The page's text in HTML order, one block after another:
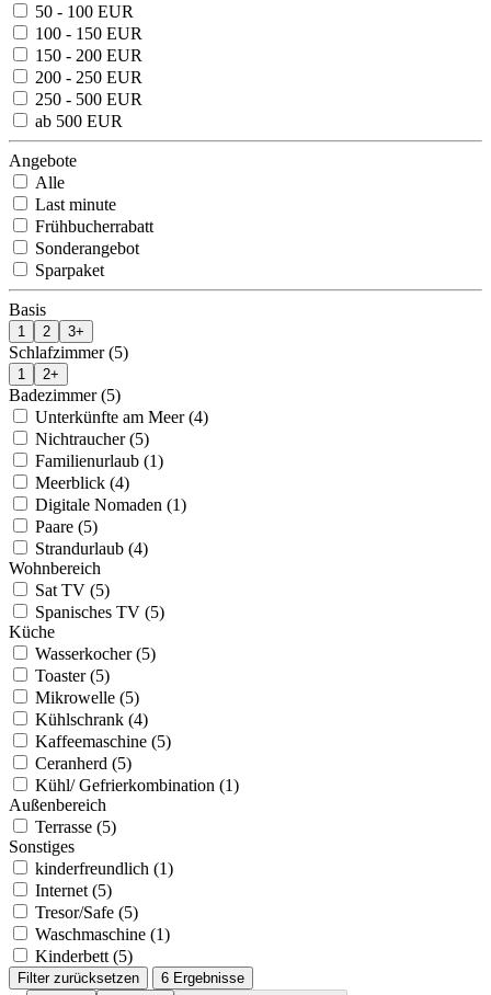
50 - 100 EUR
100 - 150 EUR
150 - 200 EUR
200 - 250 EUR
250 - 500 EUR
ab 500 EUR
Angebote
Alle
Last minute
Frühbucherrabatt
Sonderangebot
Sparpaket
Basis
1 2 3+
Schlafzimmer (5)
1 2+
Badezimmer (5)
Unterkünfte am Meer (4)
Nichtraucher (5)
Familienurlaub (1)
Meerblick (4)
Digitale Nomaden (1)
Paare (5)
Strandurlaub (4)
Wohnbereich
Sat TV (5)
Spanisches TV (5)
Küche
Wasserkocher (5)
Toaster (5)
Mikrowelle (5)
Kühlschrank (4)
Kaffeemaschine (5)
Ceranherd (5)
Kühl/ Gefrierkombination (1)
Außenbereich
Terrasse (5)
Sonstiges
kinderfreundlich (1)
Internet (5)
Tresor/Safe (5)
Waschmaschine (1)
Kinderbett (5)
Filter zurücksetzen
6 Ergebnisse